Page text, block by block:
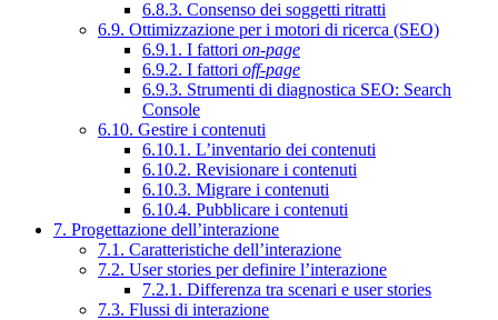
6.8.3. Consenso dei soggetti ritratti
6.9. Ottimizzazione per i motori di ricerca (SEO)
6.9.1. I fattori on-page
6.9.2. I fattori off-page
6.9.3. Strumenti di diagnostica SEO: Search
Console
6.10. Gestire i contenuti
6.10.1. L’inventario dei contenuti
6.10.2. Revisionare i contenuti
6.10.3. Migrare i contenuti
6.10.4. Pubblicare i contenuti
7. Progettazione dell’interazione
7.1. Caratteristiche dell’interazione
7.2. User stories per definire l’interazione
7.2.1. Differenza tra scenari e user stories
7.3. Flussi di interazione